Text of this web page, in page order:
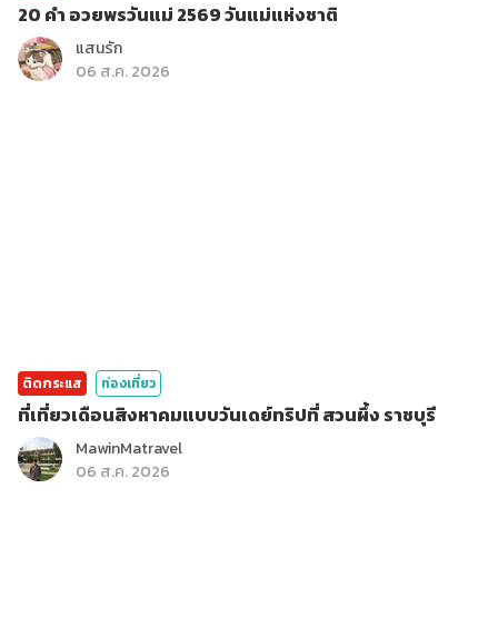
20 คำ อวยพรวันแม่ 2569 วันแม่แห่งชาติ
แสนรัก
06 ส.ค. 2026
ติดกระแส ท่องเที่ยว
ที่เที่ยวเดือนสิงหาคมแบบวันเดย์ทริปที่ สวนผึ้ง ราชบุรี
MawinMatravel
06 ส.ค. 2026